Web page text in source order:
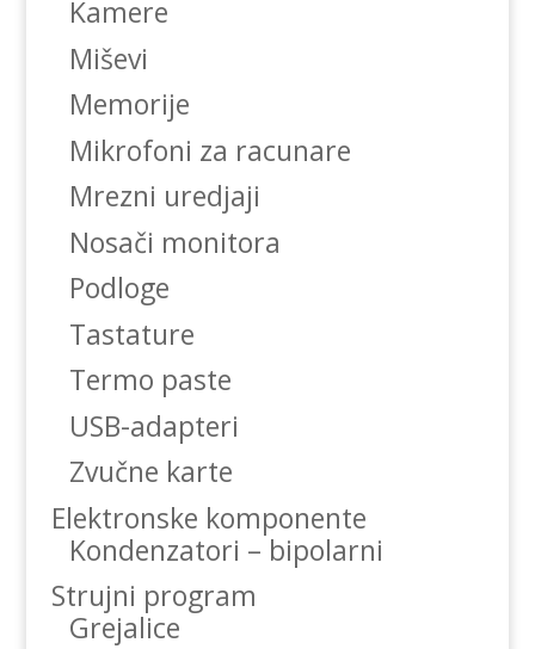
Kamere
Miševi
Memorije
Mikrofoni za racunare
Mrezni uredjaji
Nosači monitora
Podloge
Tastature
Termo paste
USB-adapteri
Zvučne karte
Elektronske komponente
Kondenzatori – bipolarni
Strujni program
Grejalice